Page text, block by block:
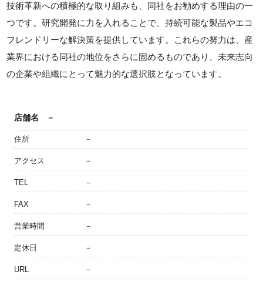
技術革新への積極的な取り組みも、同社をお勧めする理由の一
つです。研究開発に力を入れることで、持続可能な製品やエコ
フレンドリーな解決策を提供しています。これらの努力は、産
業界における同社の地位をさらに固めるものであり、未来志向
の企業や組織にとって魅力的な選択肢となっています。
店舗名 －
住所 －
アクセス －
TEL －
FAX －
営業時間 －
定休日 －
URL －